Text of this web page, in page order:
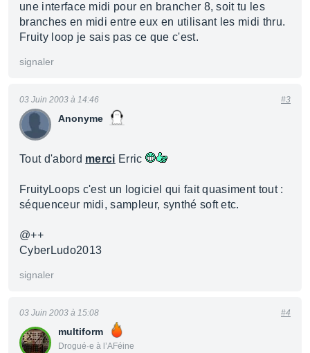
une interface midi pour en brancher 8, soit tu les
branches en midi entre eux en utilisant les midi thru.
Fruity loop je sais pas ce que c'est.
signaler
Anonyme
03 Juin 2003 à 14:46 #3
Tout d'abord merci Erric
FruityLoops c'est un logiciel qui fait quasiment tout :
séquenceur midi, sampleur, synthé soft etc.
@++
CyberLudo2013
signaler
multiform
Drogué·e à l’AFéine
03 Juin 2003 à 15:08 #4